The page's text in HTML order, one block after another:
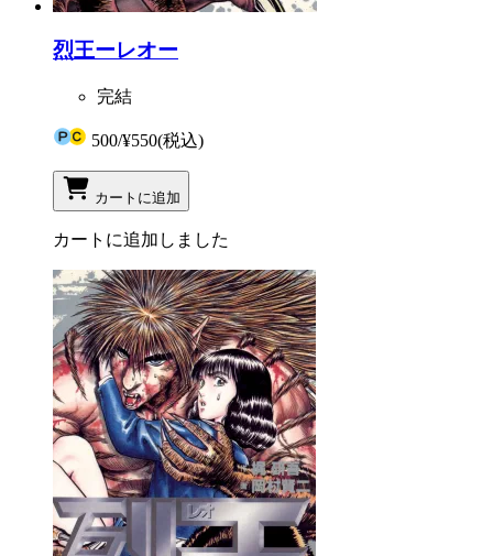
烈王ーレオー
完結
500/¥550(税込)
カートに追加
カートに追加しました